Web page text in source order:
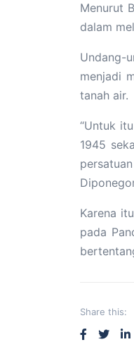
Menurut
dalam
Undang-
menjadi
tanah air.
“Untuk
1945
Karena
pada
Share this: